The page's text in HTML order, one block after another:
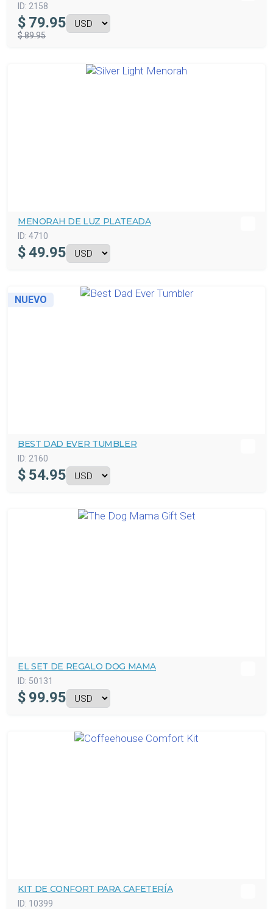
ID: 2158
$ 79.95
$ 89.95
MENORAH DE LUZ PLATEADA
ID: 4710
$ 49.95
NUEVO
BEST DAD EVER TUMBLER
ID: 2160
$ 54.95
EL SET DE REGALO DOG MAMA
ID: 50131
$ 99.95
KIT DE CONFORT PARA CAFETERÍA
ID: 10399